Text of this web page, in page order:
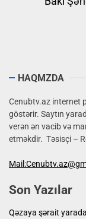
HAQMZDA
Cenubtv.az internet
göstərir. Saytın
verən ən vacib və
etməkdir. Təsisçi –
Son Yazılar
Qəzaya şərait